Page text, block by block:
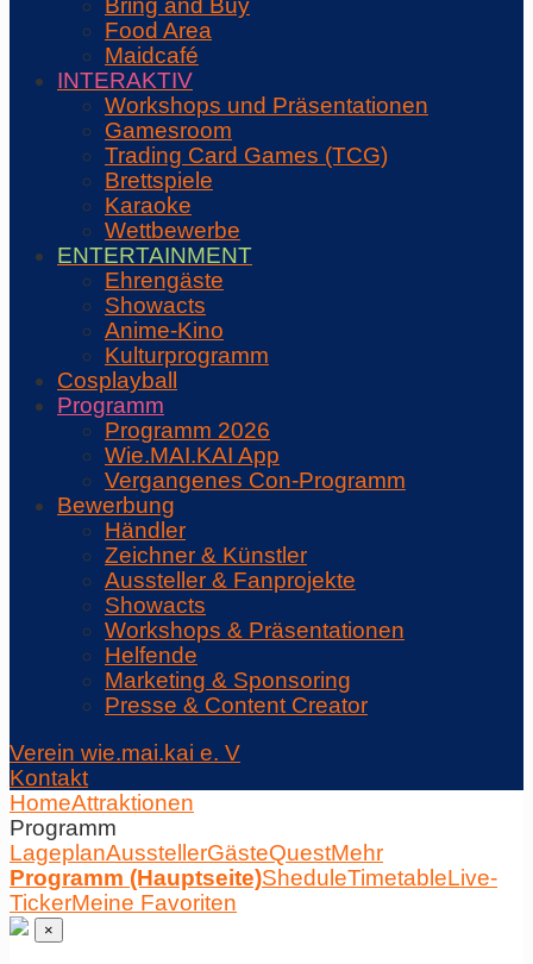
Bring and Buy
Food Area
Maidcafé
INTERAKTIV
Workshops und Präsentationen
Gamesroom
Trading Card Games (TCG)
Brettspiele
Karaoke
Wettbewerbe
ENTERTAINMENT
Ehrengäste
Showacts
Anime-Kino
Kulturprogramm
Cosplayball
Programm
Programm 2026
Wie.MAI.KAI App
Vergangenes Con-Programm
Bewerbung
Händler
Zeichner & Künstler
Aussteller & Fanprojekte
Showacts
Workshops & Präsentationen
Helfende
Marketing & Sponsoring
Presse & Content Creator
Verein wie.mai.kai e. V
Kontakt
HomeAttraktionen
Programm
LageplanAusstellerGästeQuestMehr
Programm (Hauptseite)SheduleTimetableLive-
TickerMeine Favoriten
×